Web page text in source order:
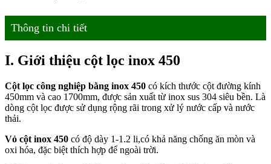
Thông tin chi tiết
I. Giới thiệu cột lọc inox 450
Cột lọc công nghiệp bằng inox 450 có kích thước cột đường kính
450mm và cao 1700mm, được sản xuất từ inox sus 304 siêu bền. Là
dòng cột lọc được sử dụng rộng rãi trong xử lý nước cấp và nước
thải.
Vỏ cột inox 450 có độ dày 1-1.2 li,có khả năng chống ăn mòn và
oxi hóa, đặc biệt thích hợp để ngoài trời.